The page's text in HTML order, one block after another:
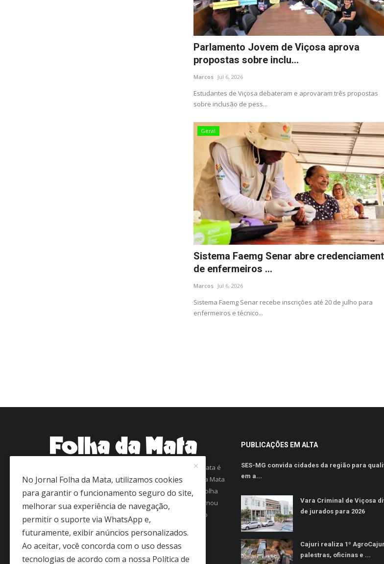
Parlamento Jovem de Viçosa aprova
propostas sobre inclu...
Marcos Jul 6, 2026
Estudantes de Viçosa debateram e aprovaram três propostas
sobre inclusão de pess...
Geral
Sistema Faemg Senar abre
de enfermeiros ...
Marcos Jul 6, 2026
Sistema Faemg Senar recebe inscrições até 20 de julho para
enfermeiros e técnico...
Com mais de 60 anos de história, o jornal Folha da Mata é
uma referência em informação na região da Zona da Mata
Mineira. Fundado em 1963 como Folha de Viçosa, o Folha
da Mata conquistou a confiança dos leitores e se tornou
um dos jornais mais antigos em circulação regular no
interior de Minas Gerais.
PUBLICAÇÕES EM ALTA
SES-MG convida cidades da região para
em a...
Vara Criminal de Viçosa
de jurados para 2026
Cajuri realiza 1º
palestras, oficinas e ...
No Jornal Folha da Mata, utilizamos cookies
para garantir o funcionamento seguro do site,
melhorar sua experiência de navegação,
permitir o suporte via WhatsApp e,
futuramente, exibir anúncios personalizados.
Ao aceitar, você concorda com o uso dessas
tecnologias de acordo com a nossa Política de